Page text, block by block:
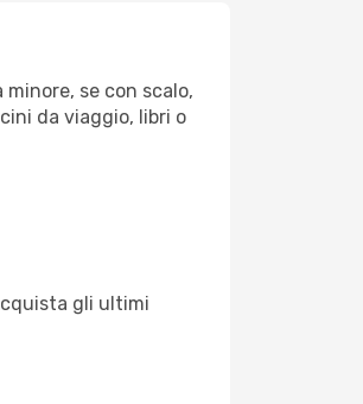
se con scalo,
da viaggio, libri o
gli ultimi